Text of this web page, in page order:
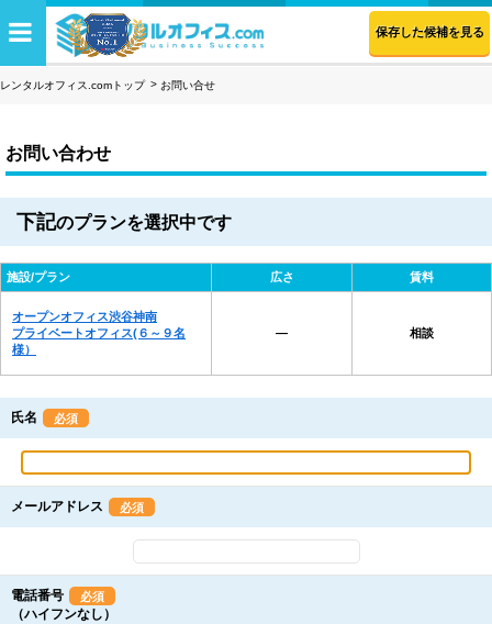
保存した候補を見る
レンタルオフィス.comトップ お問い合せ
お問い合わせ
下記のプランを選択中です
施設/プラン 広さ 賃料
オープンオフィス渋谷神南
プライベートオフィス(６～９名
様）
― 相談
氏名 必須
メールアドレス 必須
電話番号 必須
（ハイフンなし）